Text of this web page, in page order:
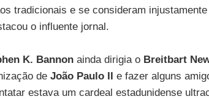
tradicionais e se consideram
o influente jornal.
K. Bannonainda dirigia o Breitbart
de João Paulo II e fazer alguns
estava um cardeal estadunidense